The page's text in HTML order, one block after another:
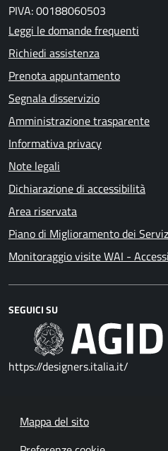
PIVA: 00188060503
Leggi le domande frequenti
Richiedi assistenza
Prenota appuntamento
Segnala disservizio
Amministrazione trasparente
Informativa privacy
Note legali
Dichiarazione di accessibilità
Area riservata
Piano di Miglioramento dei
Monitoraggio visite WAI -
SEGUICI SU
https://designers.italia.it/
Mappa del sito